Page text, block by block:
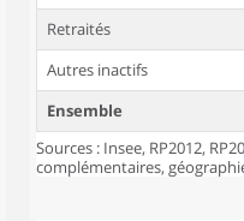
Retraités
Autres inactifs
Ensemble
Sources : Insee, RP2012,
complémentaires,